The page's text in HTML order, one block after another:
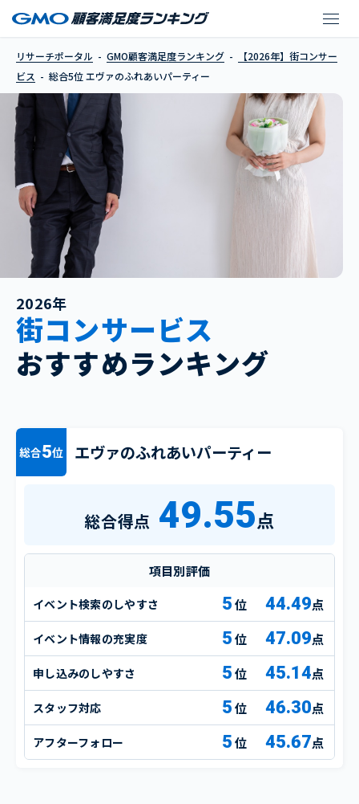
エヴァのふれあいパー
リサーチポータル GMO顧客満足度ランキング
【2026年】街コンサー
ビス
総合5位 エヴァのふれあいパーティー
2026年
街コンサービス
おすすめランキング
総合5位 エヴァのふれあいパーティー
総合得点 49.55点
項目別評価
イベント検索のしやすさ 5 44.49点
イベント情報の充実度 5 47.09点
申し込みのしやすさ 5 45.14点
スタッフ対応 5 46.30点
アフターフォロー 5 45.67点